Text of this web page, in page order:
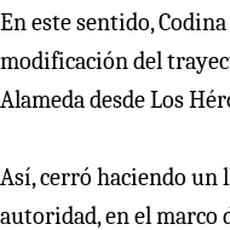
En este sentido,
modificación del
Alameda desde Los
Así, cerró haciendo un
autoridad, en el marco